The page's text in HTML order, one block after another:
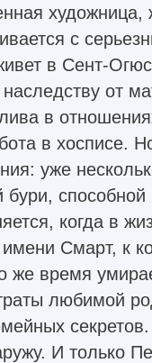
с
в Сент-
от
в
в хосписе.
уже
когда в
Смарт, к
же время
любимой
И только